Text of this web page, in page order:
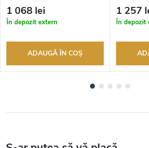
Până la 100 de zile pentru
returnarea bunurilor. Vânzător
autorizat
1 068 lei
În depozit extern
ADAUGĂ ÎN COŞ
Până la
returnarea
autorizat
1 257
În depozit